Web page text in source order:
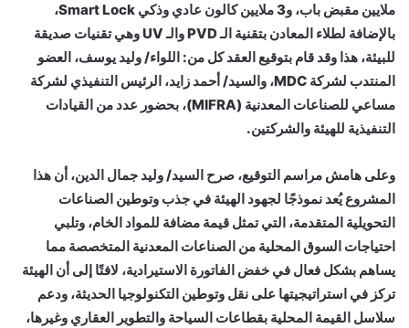
ملايين مقبض باب، و3 ملايين كالون عادي وذكي Smart Lock،
بالإضافة لطلاء المعادن بتقنية الـ PVD والـ UV وهي تقنيات صديقة
للبيئة، هذا وقد قام بتوقيع العقد كل من: اللواء/ وليد يوسف، العضو
المنتدب لشركة MDC، والسيد/ أحمد زايد، الرئيس التنفيذي لشركة
مساعي للصناعات المعدنية (MIFRA)، بحضور عدد من القيادات
التنفيذية للهيئة والشركتين.
وعلى هامش مراسم التوقيع، صرح السيد/ وليد جمال الدين، أن هذا
المشروع يُعد نموذجًا لجهود الهيئة في جذب وتوطين الصناعات
التحويلية المتقدمة، التي تمثل قيمة مضافة للمواد الخام، وتلبي
احتياجات السوق المحلية من الصناعات المعدنية المتخصصة مما
يساهم بشكل فعال في خفض الفاتورة الاستيرادية، لافتًا إلى أن الهيئة
تركز في استراتيجيتها على نقل وتوطين التكنولوجيا الحديثة، ودعم
سلاسل القيمة المحلية بقطاعات السياحة والتطوير العقاري وغيرها،